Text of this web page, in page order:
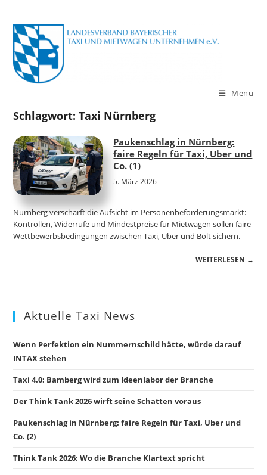
Inhalt
springen
Menü
Schlagwort:Taxi Nürnberg
Paukenschlag in Nürnberg:
faire Regeln für Taxi, Uber und
Co. (1)
5. März 2026
Nürnberg verschärft die Aufsicht im Personenbeförderungsmarkt:
Kontrollen, Widerrufe und Mindestpreise für Mietwagen sollen faire
Wettbewerbsbedingungen zwischen Taxi, Uber und Bolt sichern.
WEITERLESEN →
Aktuelle Taxi News
Wenn Perfektion ein Nummernschild hätte, würde darauf
INTAX stehen
Taxi 4.0: Bamberg wird zum Ideenlabor der Branche
Der Think Tank 2026 wirft seine Schatten voraus
Paukenschlag in Nürnberg: faire Regeln für Taxi, Uber und
Co. (2)
Think Tank 2026: Wo die Branche Klartext spricht